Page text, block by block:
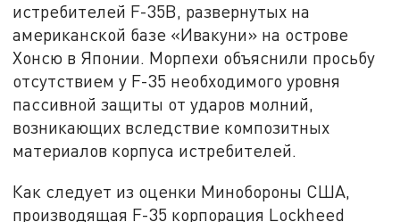
истребителей F-35B, развернутых на
американской базе «Ивакуни» на острове
Хонсю в Японии. Морпехи объяснили просьбу
отсутствием у F-35 необходимого уровня
пассивной защиты от ударов молний,
возникающих вследствие композитных
материалов корпуса истребителей.
Как следует из оценки Минобороны США,
производящая F-35 корпорация Lockheed